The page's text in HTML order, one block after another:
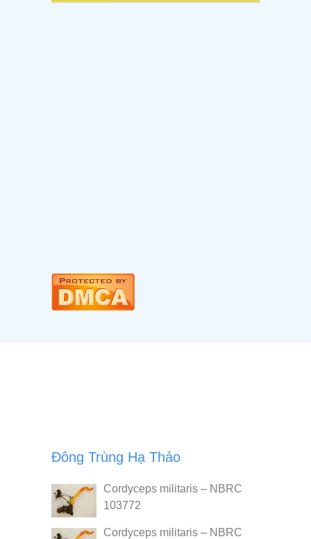
Đông Trùng Hạ Thảo
Cordyceps militaris – NBRC
103772
Cordyceps militaris – NBRC